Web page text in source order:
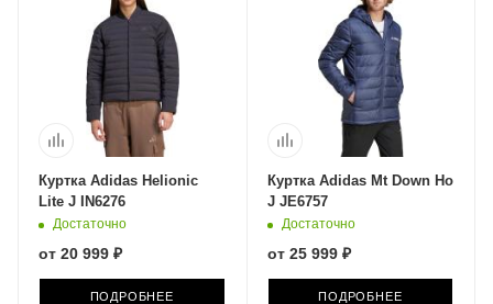
Куртка Adidas Helionic
Lite J IN6276
Достаточно
от 20 999 ₽
ПОДРОБНЕЕ
Куртка Adidas Mt Down Ho
J JE6757
Достаточно
от 25 999 ₽
ПОДРОБНЕЕ